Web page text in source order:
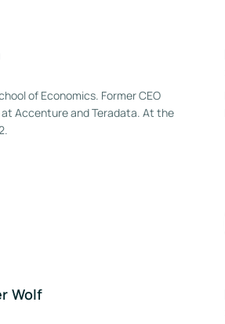
of Economics. Former CEO
at Accenture and Teradata. At the
Wolf